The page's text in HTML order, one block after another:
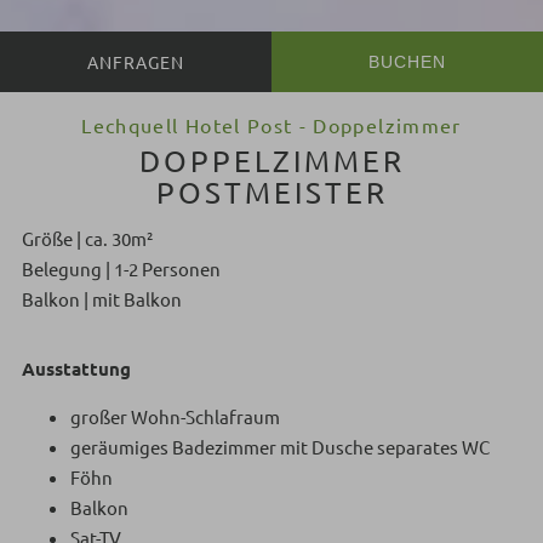
BUCHEN
Lechquell Hotel Post - Doppelzimmer
DOPPELZIMMER
POSTMEISTER
Größe | ca. 30m²
Belegung | 1-2 Personen
Balkon | mit Balkon
Ausstattung
großer Wohn-Schlafraum
geräumiges Badezimmer mit Dusche separates WC
Föhn
Balkon
Sat-TV